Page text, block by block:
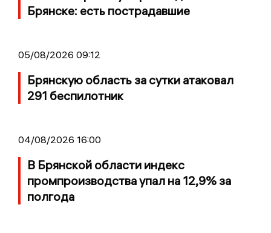
Брянске: есть пострадавшие
05/08/2026 09:12
Брянскую область за сутки атаковал
291 беспилотник
04/08/2026 16:00
В Брянской области индекс
промпроизводства упал на 12,9% за
полгода